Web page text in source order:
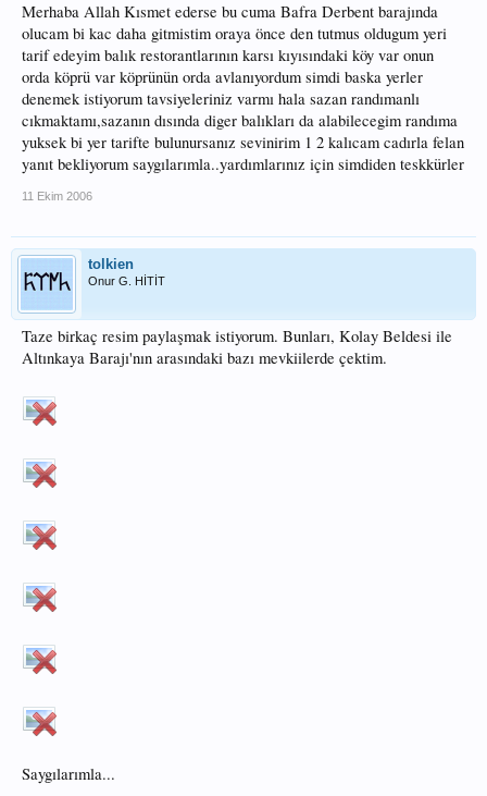
Merhaba Allah Kısmet ederse bu cuma Bafra Derbent barajında
olucam bi kac daha gitmistim oraya önce den tutmus oldugum yeri
tarif edeyim balık restorantlarının karsı kıyısındaki köy var onun
orda köprü var köprünün orda avlanıyordum simdi baska yerler
denemek istiyorum tavsiyeleriniz varmı hala sazan randımanlı
cıkmaktamı,sazanın dısında diger balıkları da alabilecegim randıma
yuksek bi yer tarifte bulunursanız sevinirim 1 2 kalıcam cadırla felan
yanıt bekliyorum saygılarımla..yardımlarınız için simdiden teskkürler
11 Ekim 2006
tolkien
Onur G. HİTİT
Taze birkaç resim paylaşmak istiyorum. Bunları, Kolay Beldesi ile
Altınkaya Barajı'nın arasındaki bazı mevkiilerde çektim.
Saygılarımla...